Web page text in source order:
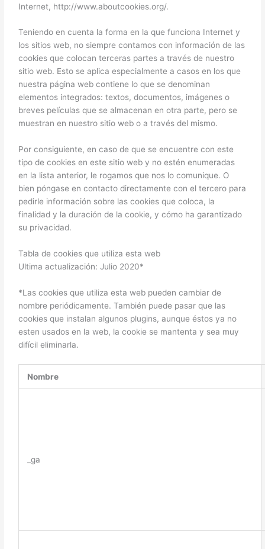
Internet, http://www.aboutcookies.org/.
Teniendo en cuenta la forma en la que funciona Internet y
los sitios web, no siempre contamos con información de las
cookies que colocan terceras partes a través de nuestro
sitio web. Esto se aplica especialmente a casos en los que
nuestra página web contiene lo que se denominan
elementos integrados: textos, documentos, imágenes o
breves películas que se almacenan en otra parte, pero se
muestran en nuestro sitio web o a través del mismo.
Por consiguiente, en caso de que se encuentre con este
tipo de cookies en este sitio web y no estén enumeradas
en la lista anterior, le rogamos que nos lo comunique. O
bien póngase en contacto directamente con el tercero para
pedirle información sobre las cookies que coloca, la
finalidad y la duración de la cookie, y cómo ha garantizado
su privacidad.
Tabla de cookies que utiliza esta web
Ultima actualización: Julio 2020*
*Las cookies que utiliza esta web pueden cambiar de
nombre periódicamente. También puede pasar que las
cookies que instalan algunos plugins, aunque éstos ya no
esten usados en la web, la cookie se mantenta y sea muy
difícil eliminarla.
Nombre
_ga